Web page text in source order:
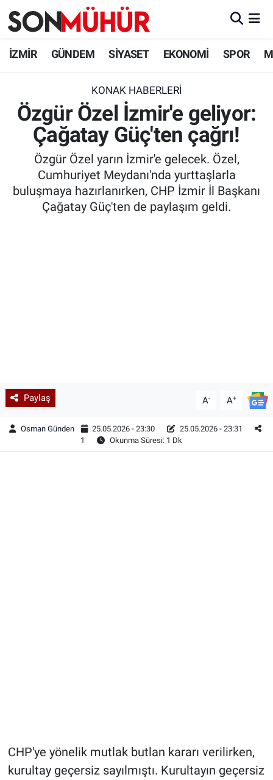
İZMİR GÜNDEM SİYASET EKONOMİ SPOR
KONAK HABERLERI
Özgür Özel İzmir'e geliyor:
Çağatay Güç'ten çağrı!
Özgür Özel yarın İzmir'e gelecek. Özel,
Cumhuriyet Meydanı'nda yurttaşlarla
buluşmaya hazırlanırken, CHP İzmir İl Başkanı
Çağatay Güç'ten de paylaşım geldi.
Paylaş A- A+
Osman Günden 25.05.2026 - 23:30
25.05.2026 - 23:31
1
Okunma Süresi: 1 Dk
CHP'ye yönelik mutlak butlan kararı verilirken,
kurultay geçersiz sayılmıştı. Kurultayın geçersiz
İzmir Nöbetçi Eczaneler
İzmir Namaz Vakitleri
İzmir Trafik Yoğunluk Haritası
Süper Lig Puan Durumu ve Fikstür
Tüm Manşetler